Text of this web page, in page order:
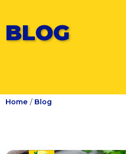
BLOG
Home / Blog